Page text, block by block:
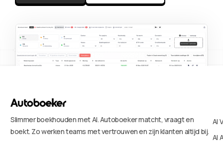
Slimmer boekhouden met AI. Autoboeker matcht, vraagt en
boekt. Zo werken teams met vertrouwen en zijn klanten altijd bij.
AI
AI